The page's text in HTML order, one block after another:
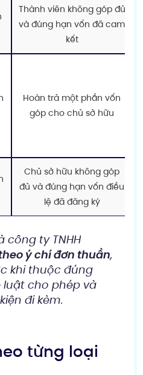
Thành viên không góp đủ
và đúng hạn vốn đã cam
kết
Hoàn trả một phần vốn
góp cho chủ sở hữu
Chủ sở hữu không góp
đủ và đúng hạn vốn điều
lệ đã đăng ký
ty TNHH
ý chí đơn thuần,
khi thuộc đúng
cho phép và
đi kèm.
từng loại